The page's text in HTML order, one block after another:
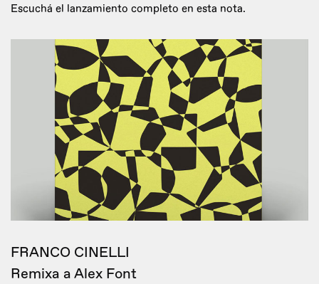
Escuchá el lanzamiento completo en esta nota.
FRANCO CINELLI
Remixa a Alex Font